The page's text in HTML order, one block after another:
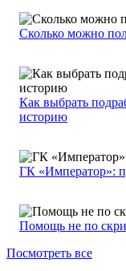
Сколько можно
Как выбрать
историю
ГК «Император»:
Помощь не по
Посмотреть все